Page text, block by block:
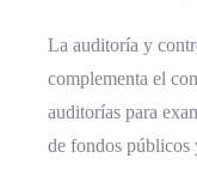
La auditoría y
complementa el
auditorías para
de fondos públicos